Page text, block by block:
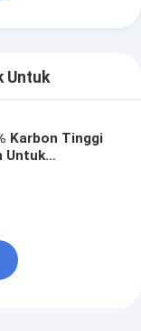
Untuk
Karbon Tinggi
Untuk